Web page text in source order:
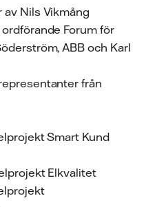
Nils Vikmång
Forum för
ABB och Karl
från
Smart Kund
Elkvalitet